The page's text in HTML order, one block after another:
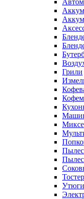
Грили
Утюги